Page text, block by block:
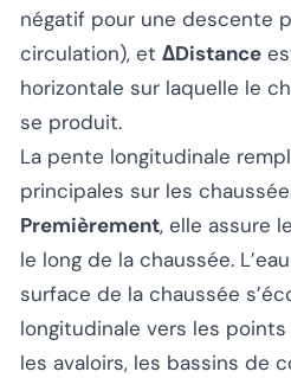
négatif pour une descente
circulation), et ΔDistance
horizontale sur laquelle le
se produit.
La pente longitudinale
principales sur les
Premièrement, elle assure le
le long de la chaussée.
surface de la chaussée
longitudinale vers les
les avaloirs, les bassins de